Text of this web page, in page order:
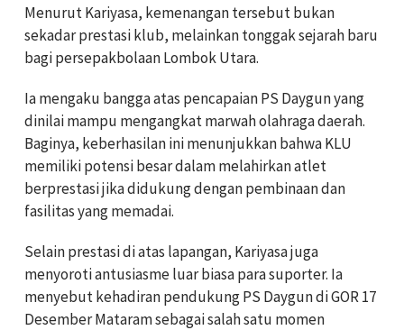
Menurut Kariyasa, kemenangan tersebut bukan
sekadar prestasi klub, melainkan tonggak sejarah baru
bagi persepakbolaan Lombok Utara.
Ia mengaku bangga atas pencapaian PS Daygun yang
dinilai mampu mengangkat marwah olahraga daerah.
Baginya, keberhasilan ini menunjukkan bahwa KLU
memiliki potensi besar dalam melahirkan atlet
berprestasi jika didukung dengan pembinaan dan
fasilitas yang memadai.
Selain prestasi di atas lapangan, Kariyasa juga
menyoroti antusiasme luar biasa para suporter. Ia
menyebut kehadiran pendukung PS Daygun di GOR 17
Desember Mataram sebagai salah satu momen